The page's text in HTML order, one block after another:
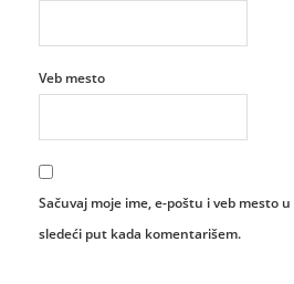
Veb mesto
Sačuvaj moje ime, e-poštu i veb mesto
sledeći put kada komentarišem.